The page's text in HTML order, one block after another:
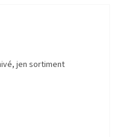
5 hvězdiček.
jen sortiment
5 hvězdiček.